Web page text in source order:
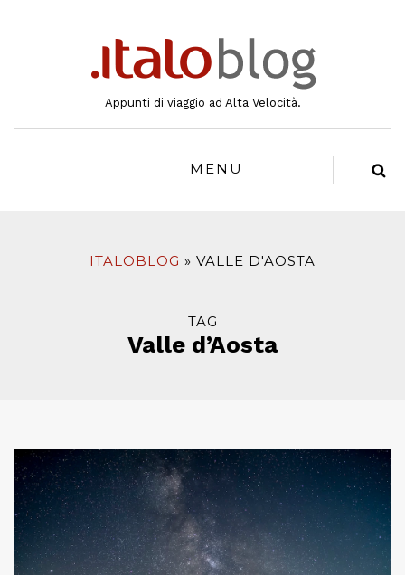
Appunti di viaggio ad Alta Velocità.
MENU
ITALOBLOG VALLE D'AOSTA
TAG
Valle d’Aosta